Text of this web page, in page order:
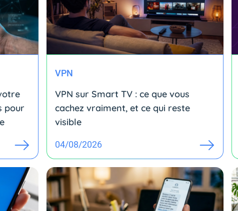
pour
VPN
VPN sur Smart TV : ce que vous
cachez vraiment, et ce qui reste
visible
04/08/2026